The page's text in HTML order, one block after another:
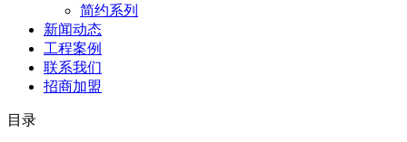
简约系列
新闻动态
工程案例
联系我们
招商加盟
目录